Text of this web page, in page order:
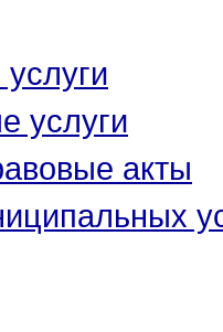
услуги
акты